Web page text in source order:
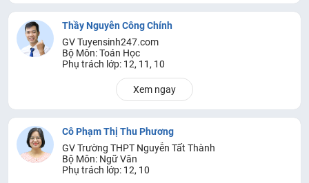
Thầy Nguyễn Công Chính
GV Tuyensinh247.com
Bộ Môn: Toán Học
Phụ trách lớp: 12, 11, 10
Xem ngay
Cô Phạm Thị Thu Phương
GV Trường THPT Nguyễn Tất Thành
Bộ Môn: Ngữ Văn
Phụ trách lớp: 12, 10